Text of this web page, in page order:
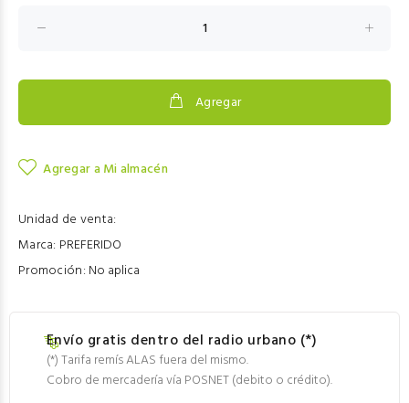
Agregar
Agregar a Mi almacén
Unidad de venta:
Marca: PREFERIDO
Promoción: No aplica
Envío gratis dentro del radio urbano (*)
(*) Tarifa remís ALAS fuera del mismo.
Cobro de mercadería vía POSNET (debito o crédito).